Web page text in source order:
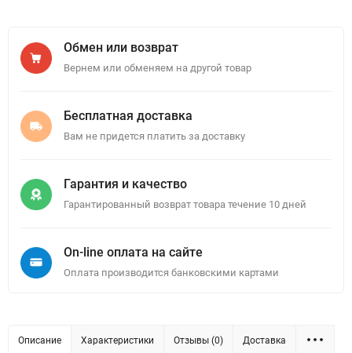
Обмен или возврат
Вернем или обменяем на другой товар
Бесплатная доставка
Вам не придется платить за доставку
Гарантия и качество
Гарантированный возврат товара течение 10 дней
On-line оплата на сайте
Оплата производится банковскими картами
Описание Характеристики Отзывы (0) Доставка